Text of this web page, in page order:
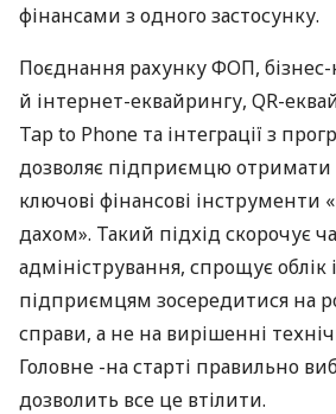
фінансами з одного застосунку.
Поєднання рахунку ФОП, бізнес-
й інтернет-еквайрингу, QR-
Tap to Phone та інтеграції з
дозволяє підприємцю отримати
ключові фінансові інструменти
дахом». Такий підхід скорочує
адміністрування, спрощує облік
підприємцям зосередитися на
справи, а не на вирішенні
Головне -на старті правильно
дозволить все це втілити.